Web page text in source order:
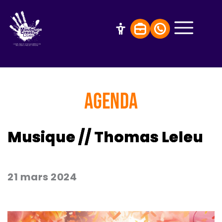
AGENDA
Musique // Thomas Leleu
21 mars 2024